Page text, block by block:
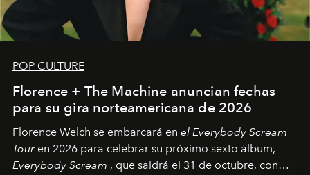
POP CULTURE
Florence + The Machine anuncian fechas
para su gira norteamericana de 2026
Florence Welch se embarcará en el Everybody Scream
Tour en 2026 para celebrar su próximo sexto álbum,
Everybody Scream , que saldrá el 31 de octubre, con